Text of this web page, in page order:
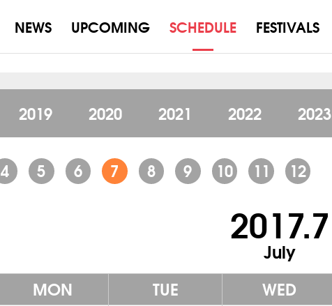
NEWS UPCOMING SCHEDULE FESTIVALS
2019 2020 2021 2022 2023
4 5 6 7 8 9 10 11 12
2017.7
July
MON TUE WED